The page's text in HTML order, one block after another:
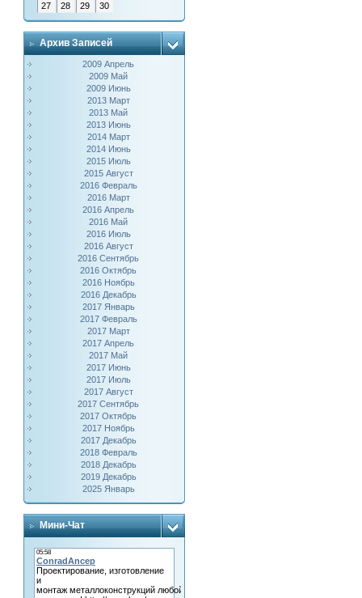
27
28 29 30
Архив Записей
2009 Апрель
2009 Май
2009 Июнь
2013 Март
2013 Май
2013 Июнь
2014 Март
2014 Июнь
2015 Июль
2015 Август
2016 Февраль
2016 Март
2016 Апрель
2016 Май
2016 Июль
2016 Август
2016 Сентябрь
2016 Октябрь
2016 Ноябрь
2016 Декабрь
2017 Январь
2017 Февраль
2017 Март
2017 Апрель
2017 Май
2017 Июнь
2017 Июль
2017 Август
2017 Сентябрь
2017 Октябрь
2017 Ноябрь
2017 Декабрь
2018 Февраль
2018 Декабрь
2019 Декабрь
2025 Январь
Мини-Чат